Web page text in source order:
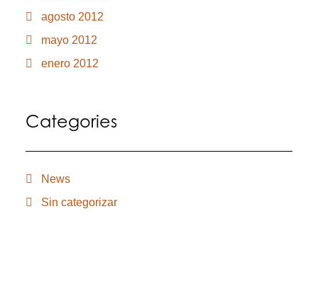
agosto 2012
mayo 2012
enero 2012
Categories
News
Sin categorizar